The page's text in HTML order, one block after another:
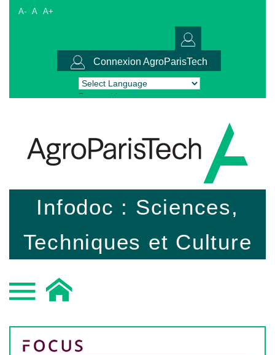
A- A A+
Connexion AgroParisTech
Powered by Translate
Infodoc : Sciences,
Techniques et Culture